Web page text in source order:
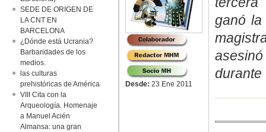
SEDE DE ORIGEN DE
LA CNT EN
BARCELONA
¿Dónde está Ucrania?
Barbaridades de los
medios.
las culturas
prehistóricas de América
VIII Cita con la
Arqueología. Homenaje
a Manuel Acién
Almansa: una gran
Desde: 23 Ene 2011
ganó
durante